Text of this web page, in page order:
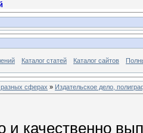
Каталог статей Каталог сайтов
разных сферах » Издательское дело,
и качественно